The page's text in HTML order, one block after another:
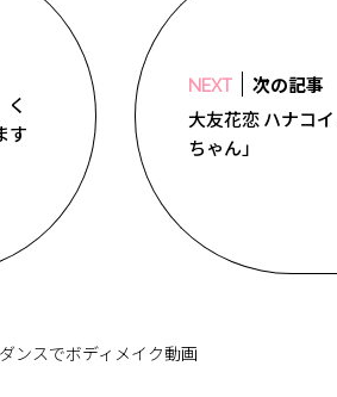
す
NEXT
次の記事
大友花恋 ハナコ
ちゃん」
ンスでボディメイク動画